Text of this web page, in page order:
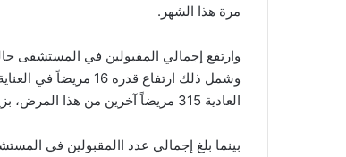
مرة هذا الشهر.
العادية 315 مريضاً آخرين من هذا المرض، بزيادة قدرها 38 مريضاً.